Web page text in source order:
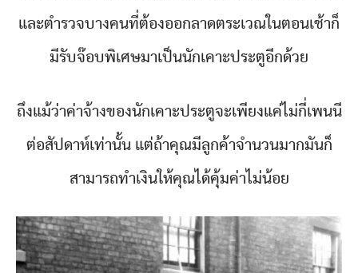
และตำรวจบางคนที่ต้องออกลาดตระเวณในตอนเช้าก็
มีรับจ๊อบพิเศษมาเป็นนักเคาะประตูอีกด้วย
ถึงแม้ว่าค่าจ้างของนักเคาะประตูจะเพียงแค่ไม่กี่เพนนี
ต่อสัปดาห์เท่านั้น แต่ถ้าคุณมีลูกค้าจำนวนมากมันก็
สามารถทำเงินให้คุณได้คุ้มค่าไม่น้อย